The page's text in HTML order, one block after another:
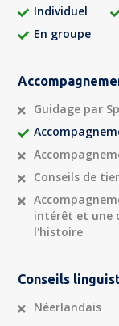
Individuel
En groupe
Guidage par
Conseils de
intérêt et une
l'histoire
Conseils
Néerlandais